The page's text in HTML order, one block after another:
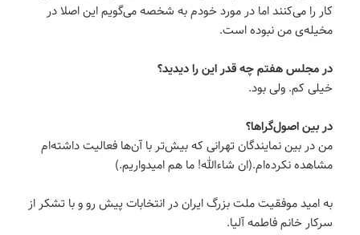
کار را می‌کنند اما در مورد خودم به شخصه می‌‌گویم این اصلا در
مخیله‌ی من نبوده است.
در مجلس هفتم چه قدر این را دیدید؟
خیلی کم. ولی بود.
در بین اصول‌گراها؟
من در بین نمایندگان تهرانی که بیش‌تر با آن‌ها فعالیت داشته‌ام
مشاهده نکرده‌ام.(ان شاءالله! ما هم امیدواریم.)
به امید موفقیت ملت بزرگ ایران در انتخابات پیش رو و با تشکر از
سرکار خانم فاطمه آلیا.